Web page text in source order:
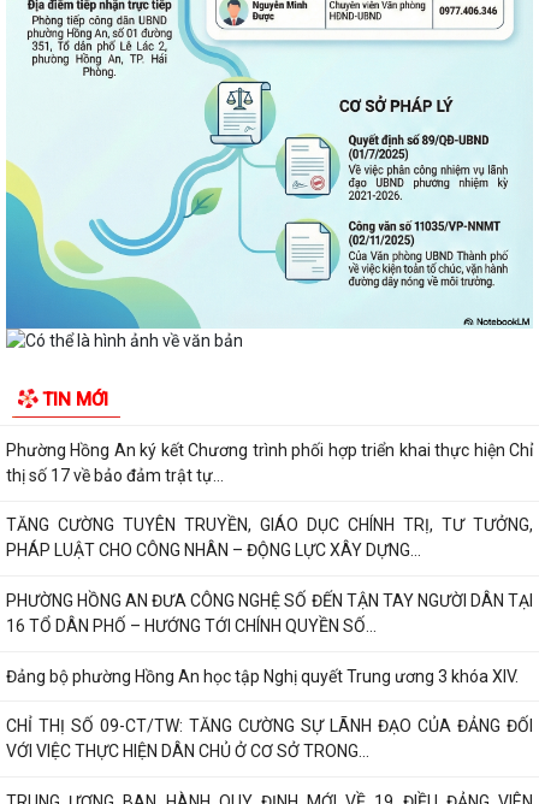
TIN MỚI
MỐC QUAN TRỌNG TRONG XÂY DỰNG ĐÔ THỊ VĂN...
Thông báo kết quả Kỳ họp thứ 3 (Kỳ họp thường lệ giữa năm 2026)
HĐND thành phố khóa XVII, nhiệm kỳ...
PHƯỜNG HỒNG AN RA QUÂN TỔNG VỆ SINH MÔI TRƯỜNG, CHUNG
TAY XÂY DỰNG ĐÔ THỊ SÁNG - XANH - SẠCH - ĐẸP
Quyết định về việc công bố Người phát ngôn và cung cấp thông tin cho
báo chí của Ủy ban nhân dân...
Quyết định về việc Ban hành Quy chế phát ngôn và cung cấp thông tin
cho báo chí của Ủy ban nhân dân...
thị số 17 về bảo đảm trật tự...
TĂNG CƯỜNG TUYÊN TRUYỀN, GIÁO DỤC CHÍNH TRỊ, TƯ TƯỞNG,
PHÁP LUẬT CHO CÔNG NHÂN – ĐỘNG LỰC XÂY DỰNG...
PHƯỜNG HỒNG AN ĐƯA CÔNG NGHỆ SỐ ĐẾN TẬN TAY NGƯỜI DÂN TẠI
16 TỔ DÂN PHỐ – HƯỚNG TỚI CHÍNH QUYỀN SỐ...
Đảng bộ phường Hồng An học tập Nghị quyết Trung ương 3 khóa XIV.
CHỈ THỊ SỐ 09-CT/TW: TĂNG CƯỜNG SỰ LÃNH ĐẠO CỦA ĐẢNG ĐỐI
VỚI VIỆC THỰC HIỆN DÂN CHỦ Ở CƠ SỞ TRONG...
TRUNG ƯƠNG BAN HÀNH QUY ĐỊNH MỚI VỀ 19 ĐIỀU ĐẢNG VIÊN
KHÔNG ĐƯỢC LÀM
ĐẢNG UỶ - HĐND - UBND- UBMTTQ VN PHƯỜNG HỒNG AN THĂM VÀ